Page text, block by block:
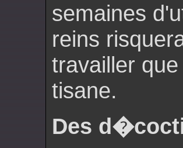
semaines
reins
travailler
tisane.
Des